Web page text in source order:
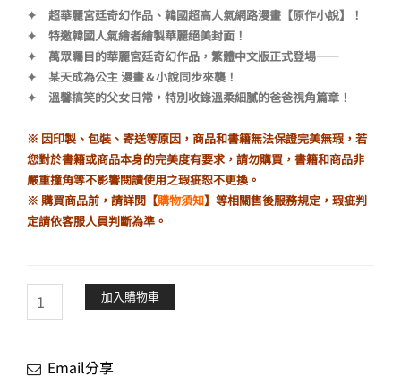
✦ 超華麗宮廷奇幻作品、韓國超高人氣網路漫畫【原作小說】！
✦ 特邀韓國人氣繪者繪製華麗絕美封面！
✦ 萬眾矚目的華麗宮廷奇幻作品，繁體中文版正式登場——
✦ 某天成為公主 漫畫＆小說同步來襲！
✦ 溫馨搞笑的父女日常，特別收錄溫柔細膩的爸爸視角篇章！
※ 因印製、包裝、寄送等原因，商品和書籍無法保證完美無瑕，若
您對於書籍或商品本身的完美度有要求，請勿購買，書籍和商品非
嚴重撞角等不影響閱讀使用之瑕疵恕不更換。
※ 購買商品前，請詳閱【購物須知】等相關售後服務規定，瑕疵判
定請依客服人員判斷為準。
說】
成
加入購物車
Email分享